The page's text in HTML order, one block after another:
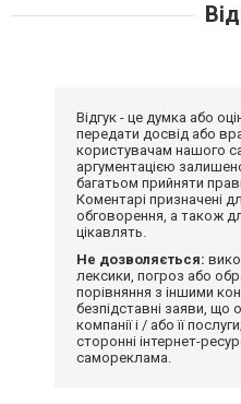
Відгук - це думка або
передати досвід або
користувачам нашого
аргументацією
багатьом прийняти
Коментарі призначені
обговорення, а також
цікавлять.
Не дозволяється:
лексики, погроз або
порівняння з іншими
безпідставні заяви, що
компанії і / або її
сторонні інтернет-
самореклама.